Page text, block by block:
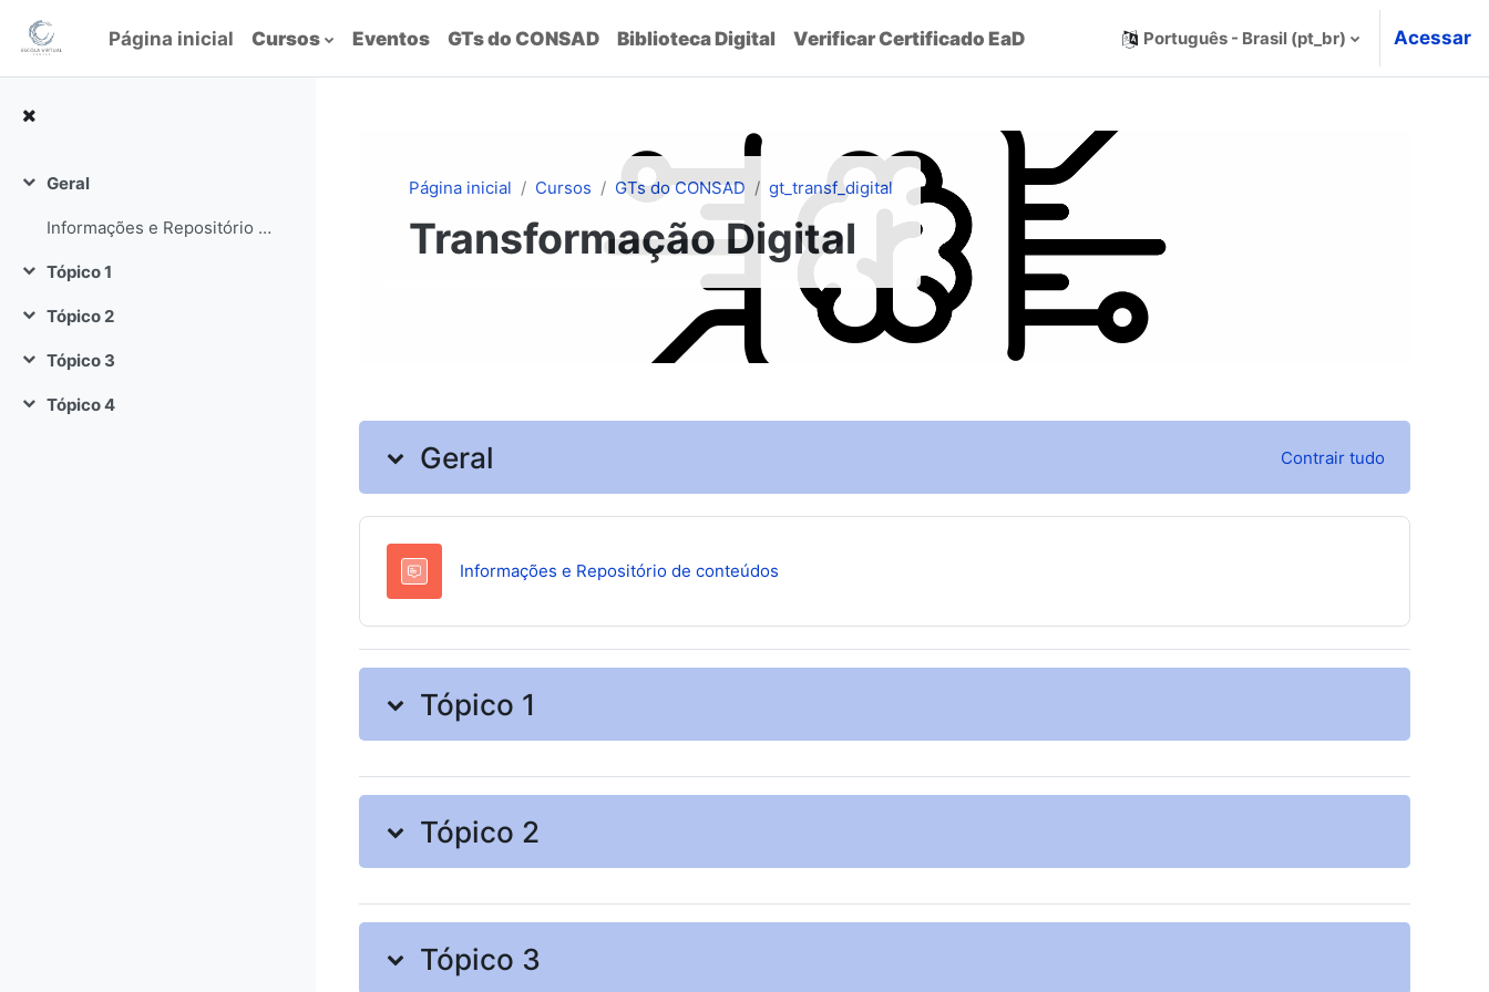
Página inicial Cursos Eventos GTs do CONSAD Biblioteca Digital Verificar Certificado EaD Português - Brasil ‎(pt_br)‎ Acessar
Contrair
Geral
Informações e Repositório de conteúdos
Contrair
Tópico 1
Contrair
Tópico 2
Contrair
Tópico 3
Contrair
Tópico 4
Página inicial Cursos GTs do CONSAD gt_transf_digital
Transformação Digital
Programação
Geral Contrair tudo
Informações e Repositório de conteúdos
Tópico 1
Tópico 2
Tópico 3